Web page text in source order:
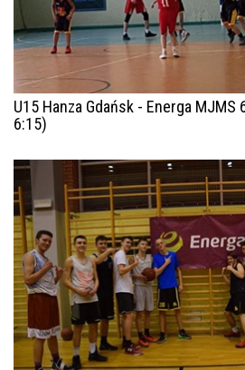
U15 Hanza Gdańsk - Energa MJMS
6:15)